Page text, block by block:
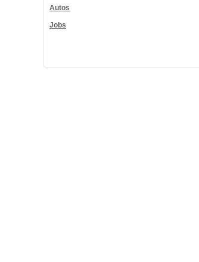
Autos
Jobs